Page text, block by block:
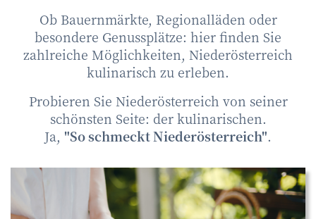
Ob Bauernmärkte, Regionalläden oder
besondere Genussplätze: hier finden Sie
zahlreiche Möglichkeiten, Niederösterreich
kulinarisch zu erleben.
Probieren Sie Niederösterreich von seiner
schönsten Seite: der kulinarischen.
Ja, "So schmeckt Niederösterreich".